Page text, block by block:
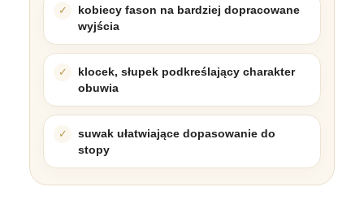
kobiecy fason na bardziej dopracowane
wyjścia
klocek, słupek podkreślający charakter
obuwia
suwak ułatwiające dopasowanie do
stopy